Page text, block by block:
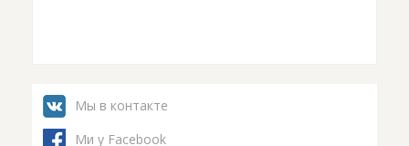
Мы в контакте
Ми у Facebook